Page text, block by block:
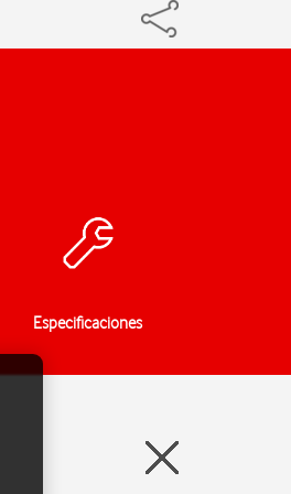
Especificaciones